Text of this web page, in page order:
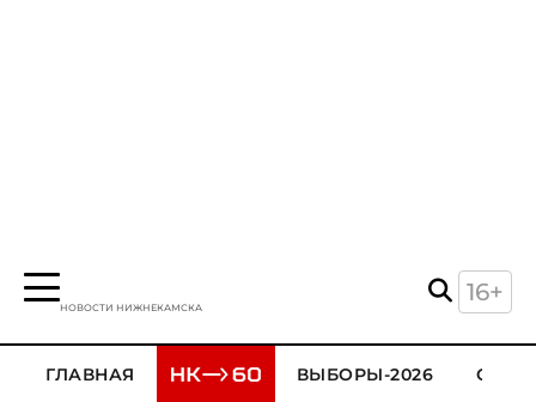
НОВОСТИ НИЖНЕКАМСКА
16+
ГЛАВНАЯ ВЫБОРЫ-2026